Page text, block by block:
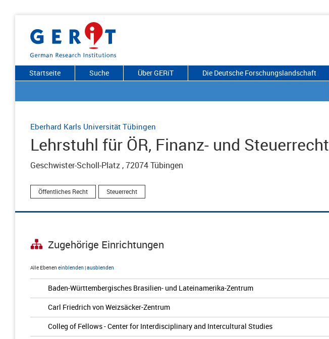
Startseite Suche Über GERiT Die Deutsche Forschungslandschaft
Eberhard Karls Universität Tübingen
Lehrstuhl für ÖR, Finanz- und Steuerrecht
Geschwister-Scholl-Platz , 72074 Tübingen
Öffentliches Recht Steuerrecht
Zugehörige Einrichtungen
Alle Ebenen einblenden |ausblenden
Baden-Württembergisches Brasilien- und Lateinamerika-Zentrum
Carl Friedrich von Weizsäcker-Zentrum
Colleg of Fellows - Center for Interdisciplinary and Intercultural Studies